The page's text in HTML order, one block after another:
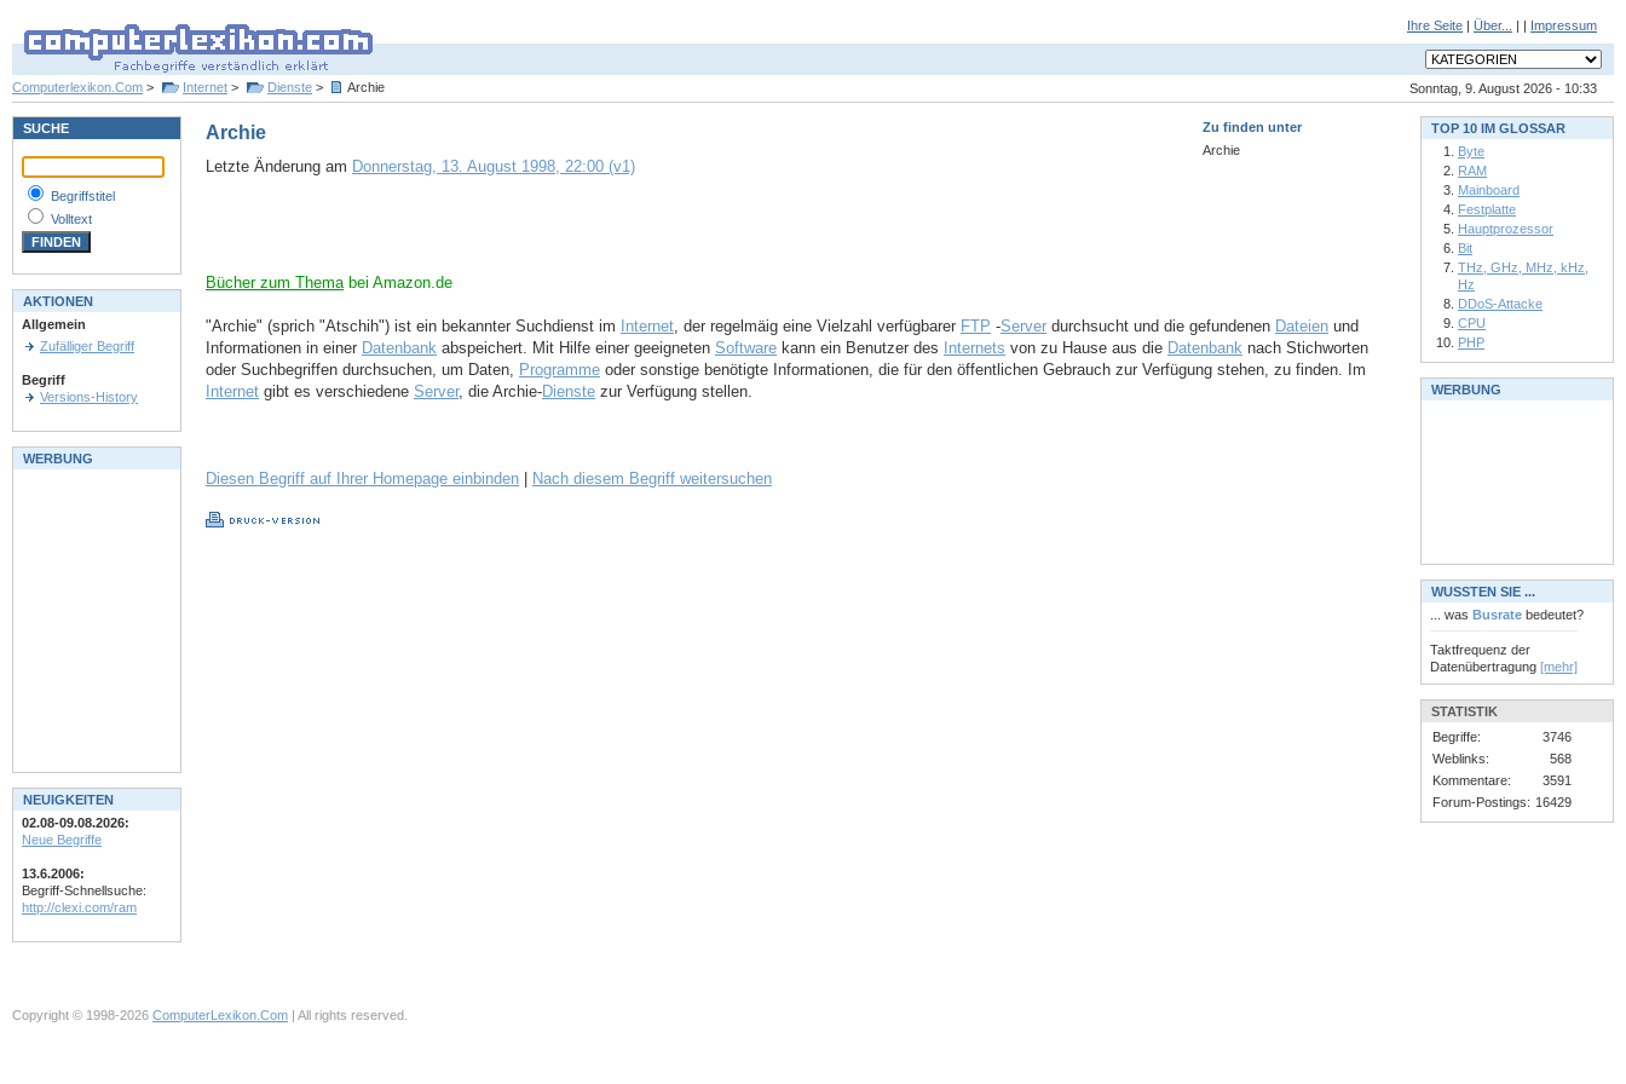
Ihre Seite | Über... | | Impressum
Sonntag, 9. August 2026 - 10:33
Computerlexikon.Com > Internet > Dienste > Archie
Zu finden unter
Archie
Archie
Letzte Änderung am Donnerstag, 13. August 1998, 22:00 (v1)
Bücher zum Themabei Amazon.de
"Archie" (sprich "Atschih") ist ein bekannter Suchdienst im Internet, der regelmäig eine Vielzahl verfügbarer FTP -Server durchsucht und die gefundenen Dateien und
Informationen in einer Datenbank abspeichert. Mit Hilfe einer geeigneten Software kann ein Benutzer des Internets von zu Hause aus die Datenbank nach Stichworten
oder Suchbegriffen durchsuchen, um Daten, Programme oder sonstige benötigte Informationen, die für den öffentlichen Gebrauch zur Verfügung stehen, zu finden. Im
Internet gibt es verschiedene Server, die Archie-Dienste zur Verfügung stellen.
Diesen Begriff auf Ihrer Homepage einbinden Nach diesem Begriff weitersuchen
SUCHE
Begriffstitel
Volltext
AKTIONEN
Allgemein
Zufälliger Begriff
Begriff
Versions-History
WERBUNG
NEUIGKEITEN
02.08-09.08.2026:
Neue Begriffe
13.6.2006:
Begriff-Schnellsuche:
http://clexi.com/ram
TOP 10 IM GLOSSAR
Byte
RAM
Mainboard
Festplatte
Hauptprozessor
Bit
THz, GHz, MHz, kHz,
Hz
DDoS-Attacke
CPU
PHP
WERBUNG
WUSSTEN SIE ...
... was Busrate bedeutet?
Taktfrequenz der
Datenübertragung [mehr]
STATISTIK
Begriffe:
3746
Weblinks:
568
Kommentare:
3591
Forum-Postings: 16429
Copyright © 1998-2026 ComputerLexikon.Com | All rights reserved.